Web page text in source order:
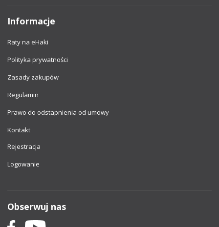
Informacje
Raty na eHaki
Polityka prywatności
Zasady zakupów
Regulamin
Prawo do odstapnienia od umowy
Kontakt
Rejestracja
Logowanie
Obserwuj nas